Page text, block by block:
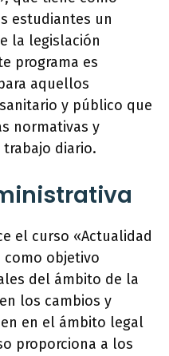
estudiantes un
la legislación
programa es
aquellos
y público que
normativas y
diario.
el curso «Actualidad
como objetivo
del ámbito de la
los cambios y
en el ámbito legal
proporciona a los